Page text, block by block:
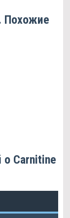
Похожие
Carnitine